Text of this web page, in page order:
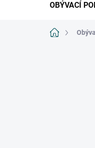
OBÝVACÍ
Domů